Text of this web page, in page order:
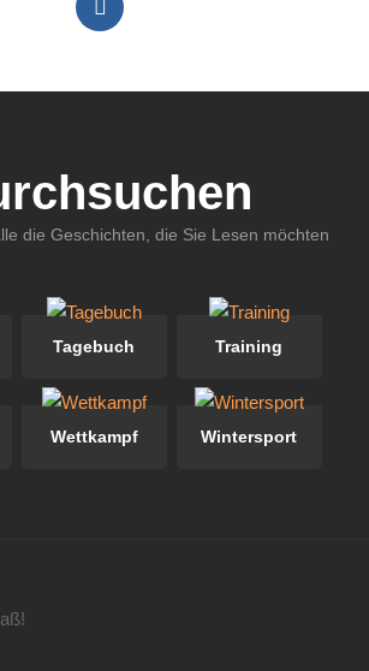
die Geschichten, die Sie Lesen möchten
Tagebuch Training
Wettkampf Wintersport